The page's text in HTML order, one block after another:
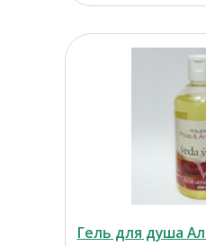
Гель для душа